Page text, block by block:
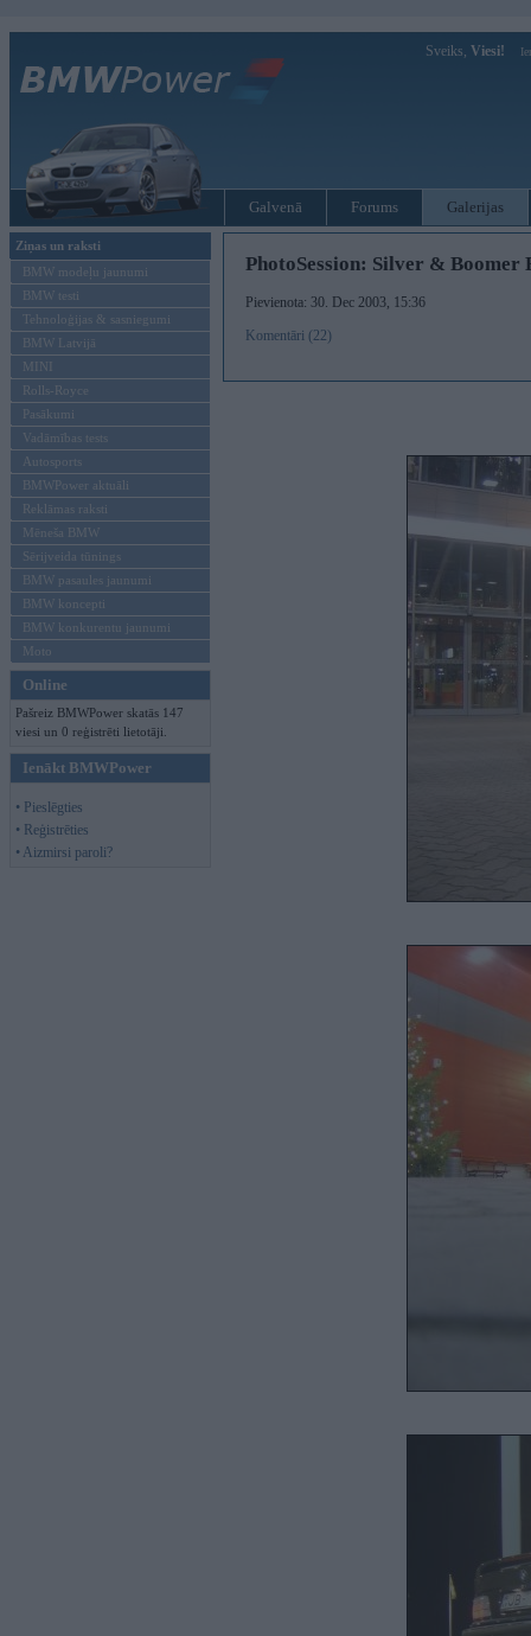
Sveiks, Viesi!
Galvenā Forums Galerijas
Ziņas un raksti
BMW modeļu jaunumi
BMW testi
Tehnoloģijas & sasniegumi
BMW Latvijā
MINI
Rolls-Royce
Pasākumi
Vadāmības tests
Autosports
BMWPower aktuāli
Reklāmas raksti
Mēneša BMW
Sērijveida tūnings
BMW pasaules jaunumi
BMW koncepti
BMW konkurentu jaunumi
Moto
Online
Pašreiz BMWPower skatās 147
viesi un 0 reģistrēti lietotāji.
Ienākt BMWPower
• Pieslēgties
• Reģistrēties
• Aizmirsi paroli?
PhotoSession: Silver & Boomer
Pievienota: 30. Dec 2003, 15:36
Komentāri (22)